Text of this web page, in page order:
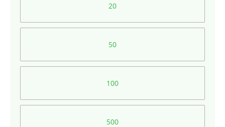
20
50
100
500